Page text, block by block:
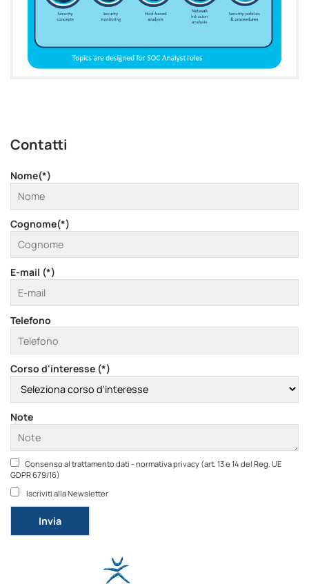
Contatti
Nome(*)
Cognome(*)
E-mail (*)
Telefono
Corso d'interesse (*)
Note
Consenso al trattamento dati - normativa privacy (art. 13 e 14 del Reg. UE
GDPR 679/16)
Iscriviti alla Newsletter
Si prega di lasciare vuoto questo campo.